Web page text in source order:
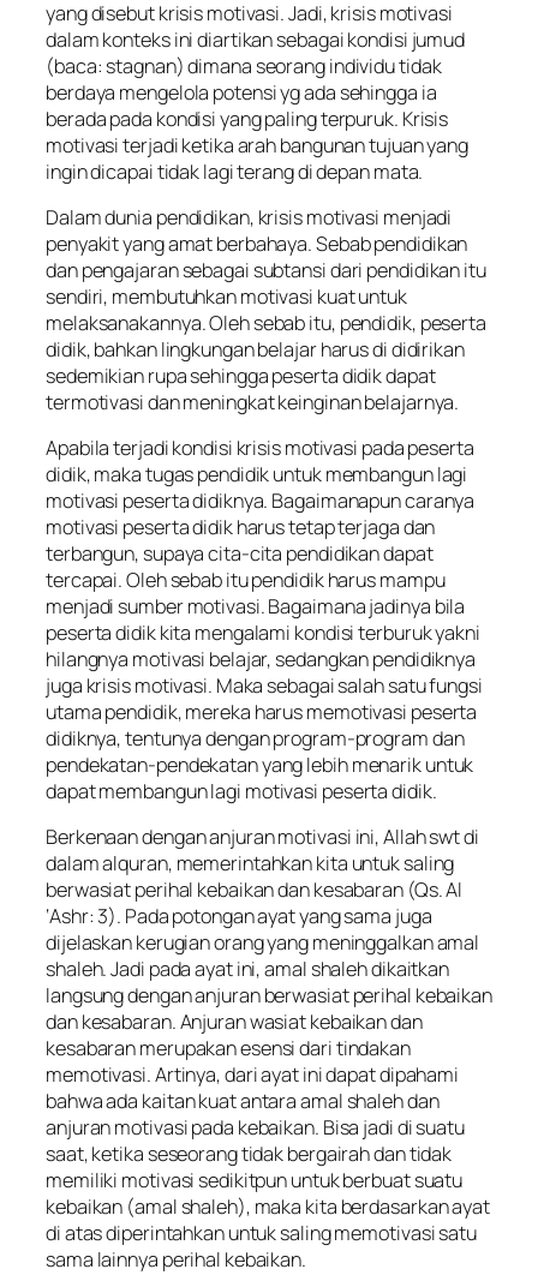
yang disebut krisis motivasi. Jadi, krisis motivasi
dalam konteks ini diartikan sebagai kondisi jumud
(baca: stagnan) dimana seorang individu tidak
berdaya mengelola potensi yg ada sehingga ia
berada pada kondisi yang paling terpuruk. Krisis
motivasi terjadi ketika arah bangunan tujuan yang
ingin dicapai tidak lagi terang di depan mata.
Dalam dunia pendidikan, krisis motivasi menjadi
penyakit yang amat berbahaya. Sebab pendidikan
dan pengajaran sebagai subtansi dari pendidikan itu
sendiri, membutuhkan motivasi kuat untuk
melaksanakannya. Oleh sebab itu, pendidik, peserta
didik, bahkan lingkungan belajar harus di didirikan
sedemikian rupa sehingga peserta didik dapat
termotivasi dan meningkat keinginan belajarnya.
Apabila terjadi kondisi krisis motivasi pada peserta
didik, maka tugas pendidik untuk membangun lagi
motivasi peserta didiknya. Bagaimanapun caranya
motivasi peserta didik harus tetap terjaga dan
terbangun, supaya cita-cita pendidikan dapat
tercapai. Oleh sebab itu pendidik harus mampu
menjadi sumber motivasi. Bagaimana jadinya bila
peserta didik kita mengalami kondisi terburuk yakni
hilangnya motivasi belajar, sedangkan pendidiknya
juga krisis motivasi. Maka sebagai salah satu fungsi
utama pendidik, mereka harus memotivasi peserta
didiknya, tentunya dengan program-program dan
pendekatan-pendekatan yang lebih menarik untuk
dapat membangun lagi motivasi peserta didik.
Berkenaan dengan anjuran motivasi ini, Allah swt di
dalam alquran, memerintahkan kita untuk saling
berwasiat perihal kebaikan dan kesabaran (Qs. Al
‘Ashr: 3). Pada potongan ayat yang sama juga
dijelaskan kerugian orang yang meninggalkan amal
shaleh. Jadi pada ayat ini, amal shaleh dikaitkan
langsung dengan anjuran berwasiat perihal kebaikan
dan kesabaran. Anjuran wasiat kebaikan dan
kesabaran merupakan esensi dari tindakan
memotivasi. Artinya, dari ayat ini dapat dipahami
bahwa ada kaitan kuat antara amal shaleh dan
anjuran motivasi pada kebaikan. Bisa jadi di suatu
saat, ketika seseorang tidak bergairah dan tidak
memiliki motivasi sedikitpun untuk berbuat suatu
kebaikan (amal shaleh), maka kita berdasarkan ayat
di atas diperintahkan untuk saling memotivasi satu
sama lainnya perihal kebaikan.